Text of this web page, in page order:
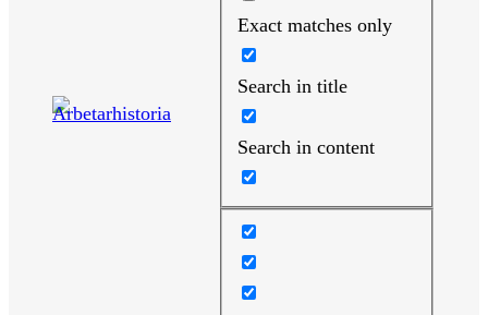
Exact matches only
Search in title
Search in content